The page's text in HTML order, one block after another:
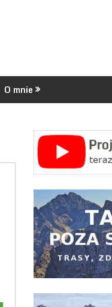
O mnie